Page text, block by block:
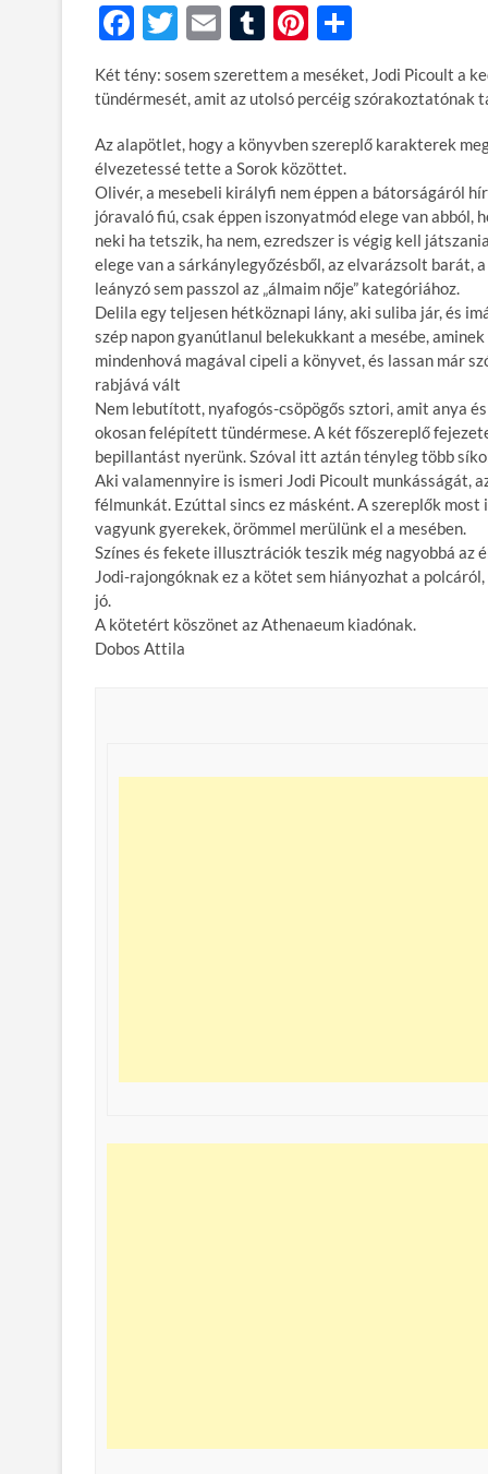
F
ac
e
b
o
o
k
T
itt
er
E
ail
T
m
bl
r
Pi
nt
er
t
ss
za
m
e
g
Két tény: sosem szerettem a meséket, Jodi Picoult a
tündérmesét, amit az utolsó percéig szórakoztatónak
Az alapötlet, hogy a könyvben szereplő karakterek
élvezetessé tette a Sorok közöttet.
Olivér, a mesebeli királyfi nem éppen a bátorságáról
jóravaló fiú, csak éppen iszonyatmód elege van
neki ha tetszik, ha nem, ezredszer is végig kell
elege van a sárkánylegyőzésből, az elvarázsolt
leányzó sem passzol az „álmaim nője” kategóriához.
Delila egy teljesen hétköznapi lány, aki suliba jár, és
szép napon gyanútlanul belekukkant a mesébe,
mindenhová magával cipeli a könyvet, és lassan már
rabjává vált
Nem lebutított, nyafogós-csöpögős sztori, amit anya
okosan felépített tündérmese. A két főszereplő
bepillantást nyerünk. Szóval itt aztán tényleg több
Aki valamennyire is ismeri Jodi Picoult munkásságát,
félmunkát. Ezúttal sincs ez másként. A szereplők
vagyunk gyerekek, örömmel merülünk el a mesében.
Színes és fekete illusztrációk teszik még nagyobbá
Jodi-rajongóknak ez a kötet sem hiányozhat a
jó.
A kötetért köszönet az Athenaeum kiadónak.
Dobos Attila